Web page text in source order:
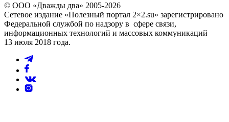
© ООО «Дважды два» 2005-2026
Сетевое издание «Полезный портал 2×2.su» зарегистрировано
Федеральной службой по надзору в сфере связи,
информационных технологий и массовых коммуникаций
13 июля 2018 года.